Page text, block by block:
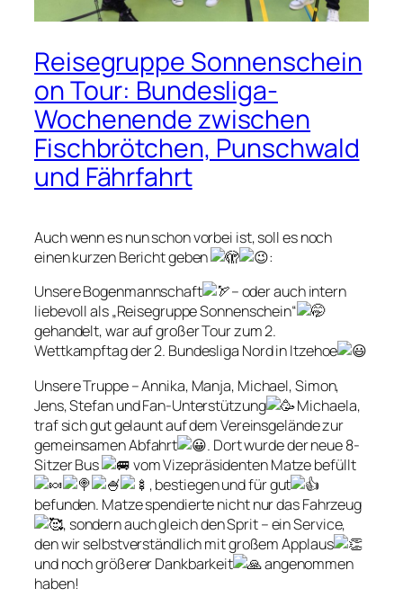
Reisegruppe Sonnenschein
on Tour: Bundesliga-
Wochenende zwischen
Fischbrötchen, Punschwald
und Fährfahrt
Auch wenn es nun schon vorbei ist, soll es noch
einen kurzen Bericht geben
:
Unsere Bogenmannschaft
– oder auch intern
liebevoll als „Reisegruppe Sonnenschein“
gehandelt, war auf großer Tour zum 2.
Wettkampftag der 2. Bundesliga Nord in Itzehoe
Unsere Truppe – Annika, Manja, Michael, Simon,
Jens, Stefan und Fan-Unterstützung
Michaela,
traf sich gut gelaunt auf dem Vereinsgelände zur
gemeinsamen Abfahrt
. Dort wurde der neue 8-
Sitzer Bus
vom Vizepräsidenten Matze befüllt
, bestiegen und für gut
befunden. Matze spendierte nicht nur das Fahrzeug
, sondern auch gleich den Sprit – ein Service,
den wir selbstverständlich mit großem Applaus
und noch größerer Dankbarkeit
angenommen
haben!